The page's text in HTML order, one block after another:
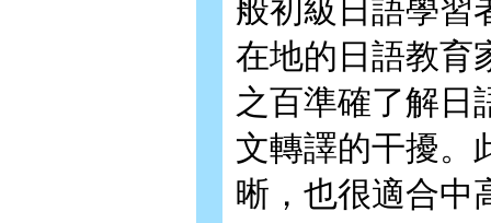
般初級日語學習
在地的日語教育
之百準確了解日
文轉譯的干擾。
晰，也很適合中